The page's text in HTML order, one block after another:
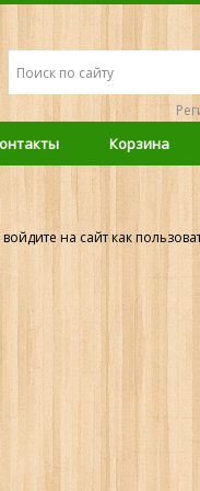
Корзина
на сайт как